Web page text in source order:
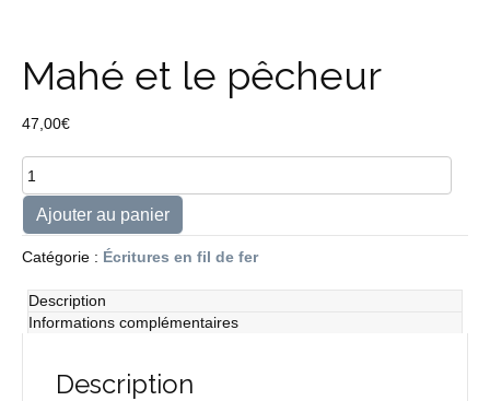
Mahé et le pêcheur
47,00€
quantité
de
Mahé
et
le
pêcheur
Ajouter au panier
Catégorie : Écritures en fil de fer
Description
Informations complémentaires
Description